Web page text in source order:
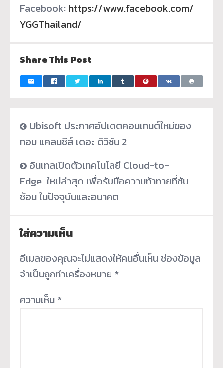
Facebook: https://www.facebook.com/
YGGThailand/
Share This Post
Ubisoft ประกาศอัปเดตคอนเทนต์ใหม่ของ
ทอม แคลนซีส์ เดอะ ดิวิชัน 2
อินเทลเปิดตัวเทคโนโลยี Cloud-to-
Edge ใหม่ล่าสุด เพื่อรับมือความท้าทายที่ซับ
ซ้อน ในปัจจุบันและอนาคต
ใส่ความเห็น
อีเมลของคุณจะไม่แสดงให้คนอื่นเห็น ช่องข้อมูล
จำเป็นถูกทำเครื่องหมาย *
ความเห็น *